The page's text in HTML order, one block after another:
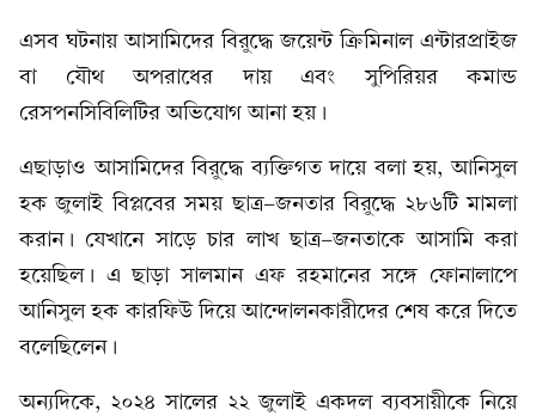
এসব ঘটনায় আসামিদের বিরুদ্ধে জয়েন্ট ক্রিমিনাল এন্টারপ্রাইজ
বা যৌথ অপরাধের দায় এবং সুপিরিয়র কমান্ড
রেসপনসিবিলিটির অভিযোগ আনা হয়।
এছাড়াও আসামিদের বিরুদ্ধে ব্যক্তিগত দায়ে বলা হয়, আনিসুল
হক জুলাই বিপ্লবের সময় ছাত্র-জনতার বিরুদ্ধে ২৮৬টি মামলা
করান। যেখানে সাড়ে চার লাখ ছাত্র-জনতাকে আসামি করা
হয়েছিল। এ ছাড়া সালমান এফ রহমানের সঙ্গে ফোনালাপে
আনিসুল হক কারফিউ দিয়ে আন্দোলনকারীদের শেষ করে দিতে
বলেছিলেন।
অন্যদিকে, ২০২৪ সালের ২২ জুলাই একদল ব্যবসায়ীকে নিয়ে